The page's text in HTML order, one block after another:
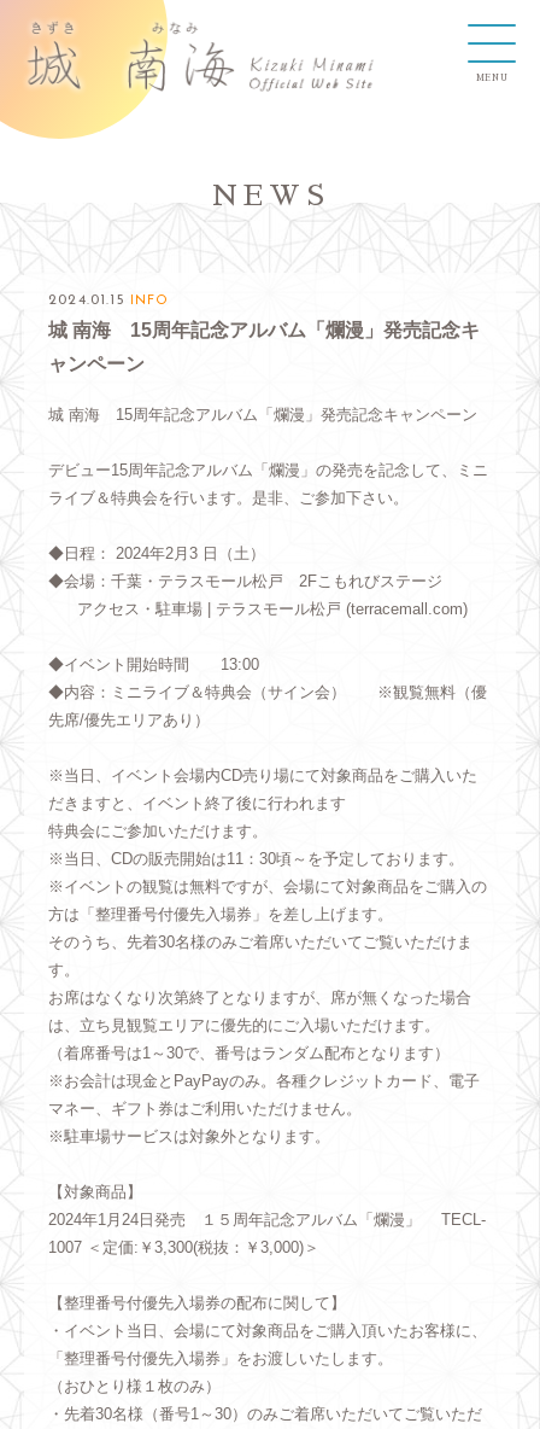
NEWS
2024.01.15 INFO
城 南海 15周年記念アルバム「爛漫」発売記念キ
ャンペーン
城 南海 15周年記念アルバム「爛漫」発売記念キャンペーン
デビュー15周年記念アルバム「爛漫」の発売を記念して、ミニ
ライブ＆特典会を行います。是非、ご参加下さい。
◆日程： 2024年2月3 日（土）
◆会場：千葉・テラスモール松戸 2Fこもれびステージ
アクセス・駐車場 | テラスモール松戸 (terracemall.com)
◆イベント開始時間 13:00
◆内容：ミニライブ＆特典会（サイン会） ※観覧無料（優
先席/優先エリアあり）
※当日、イベント会場内CD売り場にて対象商品をご購入いた
だきますと、イベント終了後に行われます
特典会にご参加いただけます。
※当日、CDの販売開始は11：30頃～を予定しております。
※イベントの観覧は無料ですが、会場にて対象商品をご購入の
方は「整理番号付優先入場券」を差し上げます。
そのうち、先着30名様のみご着席いただいてご覧いただけま
す。
お席はなくなり次第終了となりますが、席が無くなった場合
は、立ち見観覧エリアに優先的にご入場いただけます。
（着席番号は1～30で、番号はランダム配布となります）
※お会計は現金とPayPayのみ。各種クレジットカード、電子
マネー、ギフト券はご利用いただけません。
※駐車場サービスは対象外となります。
【対象商品】
2024年1月24日発売 １５周年記念アルバム「爛漫」 TECL-
1007 ＜定価:￥3,300(税抜：￥3,000)＞
【整理番号付優先入場券の配布に関して】
・イベント当日、会場にて対象商品をご購入頂いたお客様に、
「整理番号付優先入場券」をお渡しいたします。
（おひとり様１枚のみ）
・先着30名様（番号1～30）のみご着席いただいてご覧いただ